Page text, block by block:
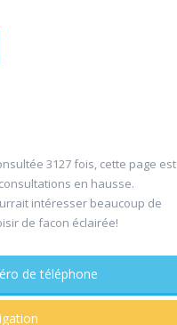
3127 fois, cette page est
en hausse.
intéresser beaucoup de
de facon éclairée!
le numéro de téléphone